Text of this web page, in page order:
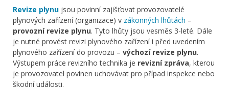
Revize plynu jsou povinní zajišťovat provozovatelé
plynových zařízení (organizace) v zákonných lhůtách –
provozní revize plynu. Tyto lhůty jsou vesměs 3-leté. Dále
je nutné provést revizi plynového zařízení i před uvedením
plynového zařízení do provozu – výchozí revize plynu.
Výstupem práce revizního technika je revizní zpráva, kterou
je provozovatel povinen uchovávat pro případ inspekce nebo
škodní události.